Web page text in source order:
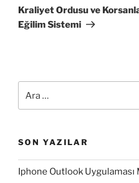
Yazı
Kraliyet Ordusu ve
Eğilim Sistemi
SON YAZILAR
Iphone Outlook